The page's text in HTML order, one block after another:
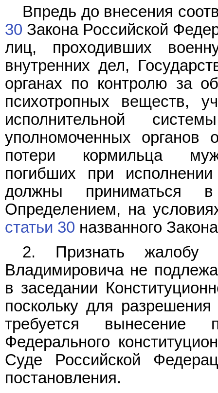
Впредь до внесения
30 Закона Российской
лиц, проходивших
внутренних дел,
органах по контролю за
психотропных веществ,
исполнительной
уполномоченных органов
потери кормильца
погибших при
должны приниматься
Определением, на
статьи 30 названного
2. Признать жалобу
Владимировича не
в заседании
поскольку для
требуется вынесение
Федерального
Суде Российской
постановления.